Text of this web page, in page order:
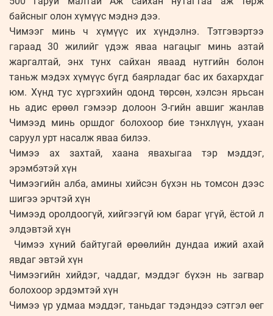
байсныг олон хүмүүс мэднэ дээ.
Чимээг минь ч хүмүүс их хүндэлнэ. Тэтгэвэртээ
гараад 30 жилийг үдэж яваа нагацыг минь азтай
жаргалтай, энх тунх сайхан яваад нутгийн болон
таньж мэдэх хүмүүс бүгд баярладаг бас их бахархдаг
юм. Хүнд тус хүргэхийн одонд төрсөн, хэлсэн ярьсан
нь адис ерөөл гэмээр долоон Э-гийн авшиг жанлав
Чимээд минь оршдог болохоор бие тэнхлүүн, ухаан
саруул урт насалж яваа билээ.
Чимээ ах захтай, хаана явахыгаа тэр мэддэг,
эрэмбэтэй хүн
Чимээгийн алба, амины хийсэн бүхэн нь томсон дээс
шигээ эрчтэй хүн
Чимээд оролдоогүй, хийгээгүй юм бараг үгүй, ёстой л
элдэвтэй хүн
Чимээ хүний байтугай өрөөлийн дундаа ижий ахай
явдаг эвтэй хүн
Чимээгийн хийдэг, чаддаг, мэддэг бүхэн нь загвар
болохоор эрдэмтэй хүн
Чимээ үр удмаа мэддэг, таньдаг тэдэндээ сэтгэл өег